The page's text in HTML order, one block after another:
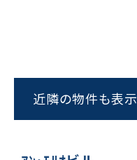
近隣の物件も表示